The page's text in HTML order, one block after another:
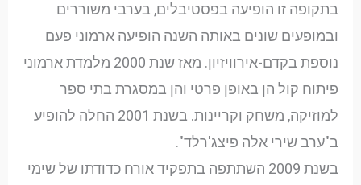
בתקופה זו הופיעה בפסטיבלים, בערבי משוררים
ובמופעים שונים באותה השנה הופיעה ארמוני פעם
נוספת בקדם-אירוויזיון. מאז שנת 2000 מלמדת ארמוני
פיתוח קול הן באופן פרטי והן במסגרת בתי ספר
למוזיקה, משחק וקריינות. בשנת 2001 החלה להופיע
ב"ערב שירי אלה פיצג'רלד".
בשנת 2009 השתתפה בתפקיד אורח כדודתו של שימי